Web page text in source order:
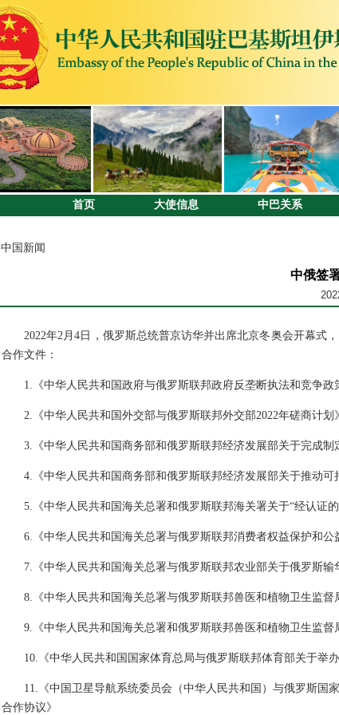
首页 大使信息 中巴关系
中国新闻
中俄签
2022年2月4日，俄罗斯总统普京访华并出席北京冬奥会开幕式
合作文件：
1.《中华人民共和国政府与俄罗斯联邦政府反垄断执法和竞争政
2.《中华人民共和国外交部与俄罗斯联邦外交部2022年磋商计划》
3.《中华人民共和国商务部和俄罗斯联邦经济发展部关于完成制
4.《中华人民共和国商务部和俄罗斯联邦经济发展部关于推动可
5.《中华人民共和国海关总署和俄罗斯联邦海关署关于“经认证的
6.《中华人民共和国海关总署与俄罗斯联邦消费者权益保护和公
7.《中华人民共和国海关总署与俄罗斯联邦农业部关于俄罗斯输
8.《中华人民共和国海关总署与俄罗斯联邦兽医和植物卫生监督
9.《中华人民共和国海关总署和俄罗斯联邦兽医和植物卫生监督
10.《中华人民共和国国家体育总局与俄罗斯联邦体育部关于举办
11.《中国卫星导航系统委员会（中华人民共和国）与俄罗斯国
合作协议》